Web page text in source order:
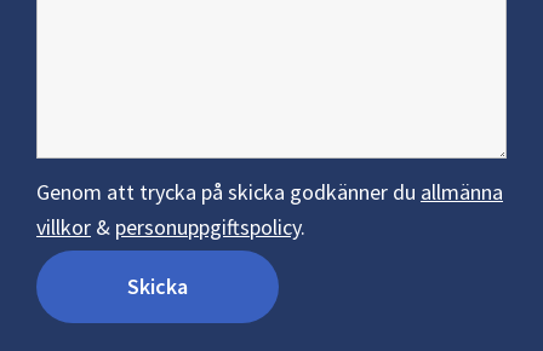
Genom att trycka på skicka godkänner du allmänna
villkor & personuppgiftspolicy.